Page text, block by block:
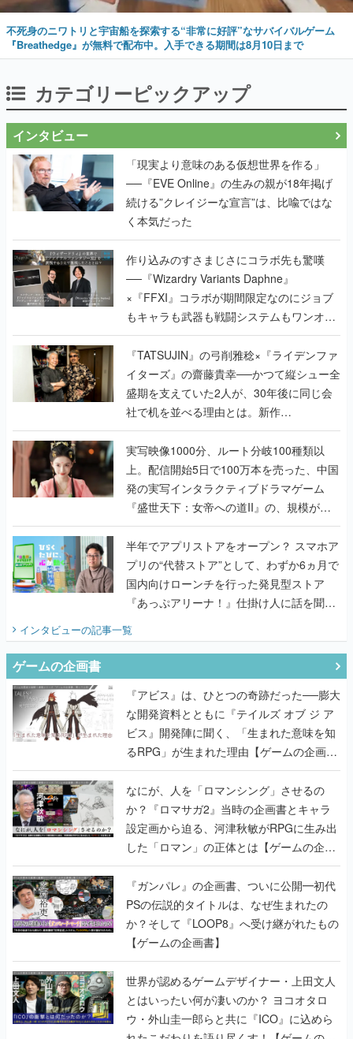
不死身のニワトリと宇宙船を探索する“非常に好評”なサバイバルゲーム
『Breathedge』が無料で配布中。入手できる期間は8月10日まで
カテゴリーピックアップ
インタビュー
「現実より意味のある仮想世界を作る」
──『EVE Online』の生みの親が18年掲げ
続ける”クレイジーな宣言”は、比喩ではな
く本気だった
作り込みのすさまじさにコラボ先も驚嘆
──『Wizardry Variants Daphne』
×『FFXI』コラボが期間限定なのにジョブ
もキャラも武器も戦闘システムもワンオフ
で作り込まれた理由を両ディレクターに聞
く
『TATSUJIN』の弓削雅稔×『ライデンファ
イターズ』の齋藤貴幸──かつて縦シュー全
盛期を支えていた2人が、30年後に同じ会
社で机を並べる理由とは。新作
『TATSUJIN EXTREME』で初タッグを組
んだレジェンド2人に訊く開発秘話
実写映像1000分、ルート分岐100種類以
上。配信開始5日で100万本を売った、中国
発の実写インタラクティブドラマゲーム
『盛世天下：女帝への道II』の、規模が違
うこだわりをプロデューサーに聞いた
半年でアプリストアをオープン？ スマホア
プリの“代替ストア”として、わずか6ヵ月で
国内向けローンチを行った発見型ストア
『あっぷアリーナ！』仕掛け人に話を聞い
インタビューの記事一覧
ゲームの企画書
『アビス』は、ひとつの奇跡だった──膨大
な開発資料とともに『テイルズ オブ ジ ア
ビス』開発陣に聞く、「生まれた意味を知
るRPG」が生まれた理由【ゲームの企画
書】
なにが、人を「ロマンシング」させるの
か？『ロマサガ2』当時の企画書とキャラ
設定画から迫る、河津秋敏がRPGに生み出
した「ロマン」の正体とは【ゲームの企画
書】
『ガンパレ』の企画書、ついに公開━初代
PSの伝説的タイトルは、なぜ生まれたの
か？そして『LOOP8』へ受け継がれたもの
【ゲームの企画書】
世界が認めるゲームデザイナー・上田文人
とはいったい何が凄いのか？ ヨコオタロ
ウ・外山圭一郎らと共に『ICO』に込めら